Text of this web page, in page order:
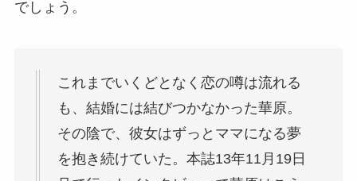
でしょう。
これまでいくどとなく恋の噂は流れる
も、結婚には結びつかなかった華原。
その陰で、彼女はずっとママになる夢
を抱き続けていた。本誌13年11月19日